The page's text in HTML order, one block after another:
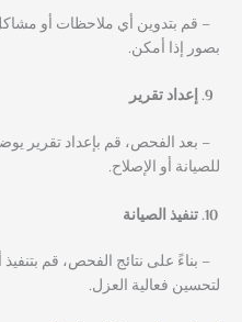
– قم بتدوين أي ملاحظات أو
بصور إذا أمكن.
إعداد تقرير
– بعد الفحص، قم بإعداد تقرير
للصيانة أو الإصلاح.
تنفيذ الصيانة
– بناءً على نتائج الفحص، قم
لتحسين فعالية العزل.